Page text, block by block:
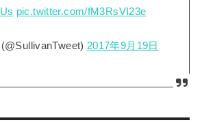
pic.twitter.com/fM3RsVI23e
2017年9月19日